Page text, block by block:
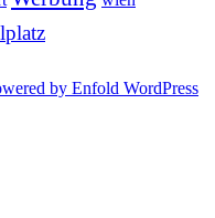
by Enfold WordPress